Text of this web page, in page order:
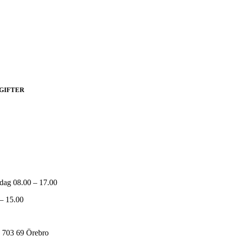
08.00 – 17.00
15.00
69 Örebro